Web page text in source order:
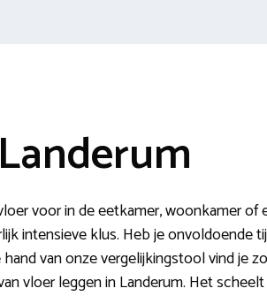
voor in de eetkamer, woonkamer of
intensieve klus. Heb je onvoldoende
van onze vergelijkingstool vind je
vloer leggen in Landerum. Het